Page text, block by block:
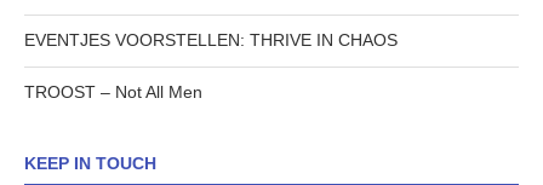
EVENTJES VOORSTELLEN: THRIVE IN CHAOS
TROOST – Not All Men
KEEP IN TOUCH